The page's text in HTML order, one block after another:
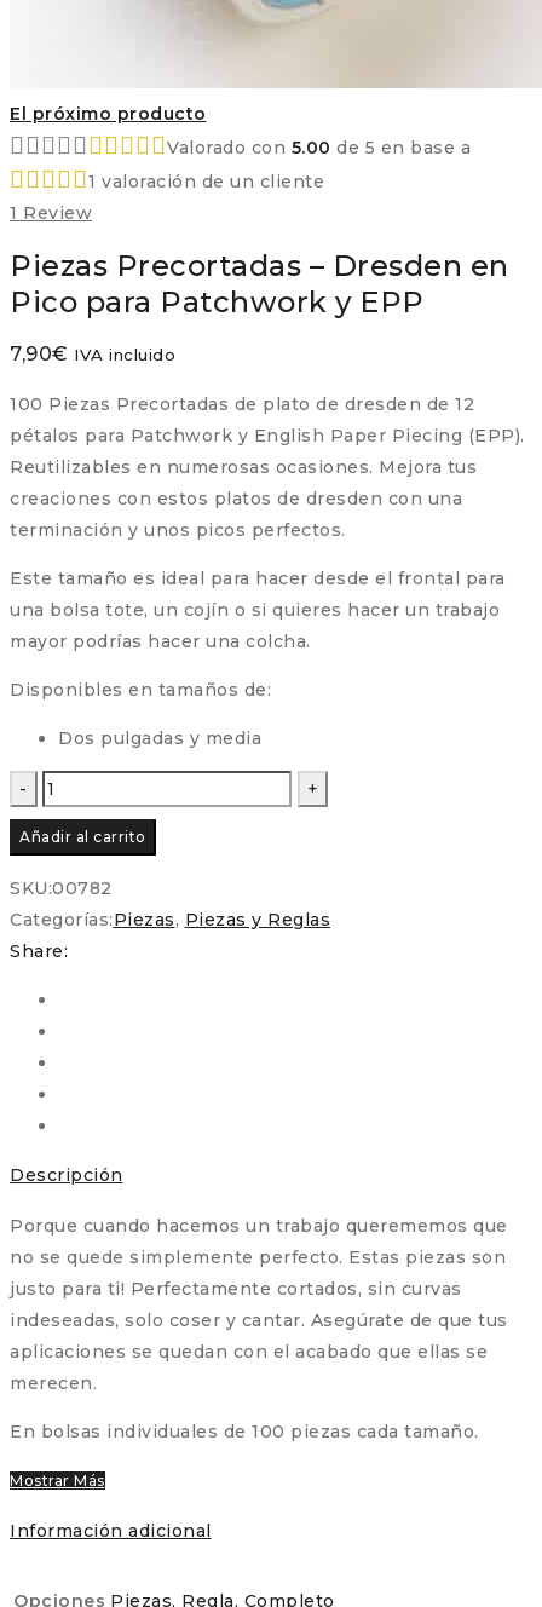
El próximo producto
Valorado con 5.00 de 5 en base a
1 valoración de un cliente
1 Review
Piezas Precortadas – Dresden en
Pico para Patchwork y EPP
7,90€ IVA incluido
100 Piezas Precortadas de plato de dresden de 12
pétalos para Patchwork y English Paper Piecing (EPP).
Reutilizables en numerosas ocasiones. Mejora tus
creaciones con estos platos de dresden con una
terminación y unos picos perfectos.
Este tamaño es ideal para hacer desde el frontal para
una bolsa tote, un cojín o si quieres hacer un trabajo
mayor podrías hacer una colcha.
Disponibles en tamaños de:
Dos pulgadas y media
Piezas
Precortadas
–
Dresden
en
Pico
Patchwork
y
EPP
cantidad
Añadir al carrito
SKU:00782
Categorías:Piezas, Piezas y Reglas
Share:
Descripción
Porque cuando hacemos un trabajo querememos que
no se quede simplemente perfecto. Estas piezas son
justo para ti! Perfectamente cortados, sin curvas
indeseadas, solo coser y cantar. Asegúrate de que tus
aplicaciones se quedan con el acabado que ellas se
merecen.
En bolsas individuales de 100 piezas cada tamaño.
Mostrar Más
Información adicional
Opciones Piezas, Regla, Completo